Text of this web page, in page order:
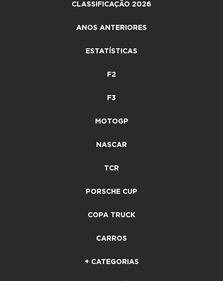
CLASSIFICAÇÃO 2026
ANOS ANTERIORES
ESTATÍSTICAS
F2
F3
MOTOGP
NASCAR
TCR
PORSCHE CUP
COPA TRUCK
CARROS
+ CATEGORIAS